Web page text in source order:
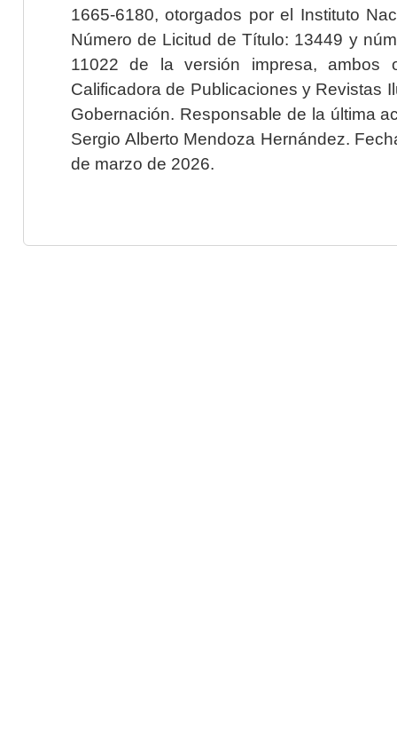
1665-6180, otorgados por el Instituto
Número de Licitud de Título: 13449 y
11022 de la versión impresa, ambos
Calificadora de Publicaciones y Revistas
Gobernación. Responsable de la última
Sergio Alberto Mendoza Hernández.
de marzo de 2026.